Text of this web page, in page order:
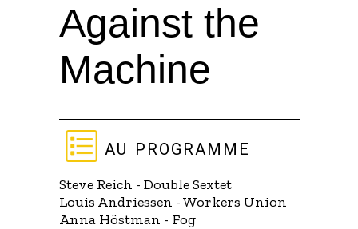
Against the
Machine
au programme
Steve Reich - Double Sextet
Louis Andriessen - Workers Union
Anna Höstman - Fog